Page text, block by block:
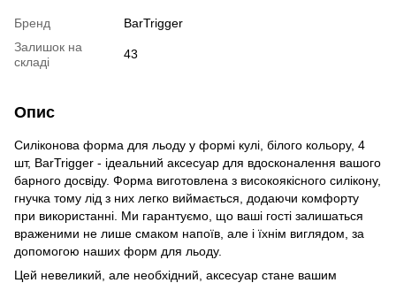
Бренд
BarTrigger
Залишок на
складі
43
Опис
Силіконова форма для льоду у формі кулі, білого кольору, 4
шт, BarTrigger - ідеальний аксесуар для вдосконалення вашого
барного досвіду. Форма виготовлена з високоякісного силікону,
гнучка тому лід з них легко виймається, додаючи комфорту
при використанні. Ми гарантуємо, що ваші гості залишаться
враженими не лише смаком напоїв, але і їхнім виглядом, за
допомогою наших форм для льоду.
Цей невеликий, але необхідний, аксесуар стане вашим